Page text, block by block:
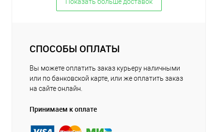
Показать больше доставок
СПОСОБЫ ОПЛАТЫ
Вы можете оплатить заказ курьеру наличными
или по банковской карте, или же оплатить заказ
на сайте онлайн.
Принимаем к оплате